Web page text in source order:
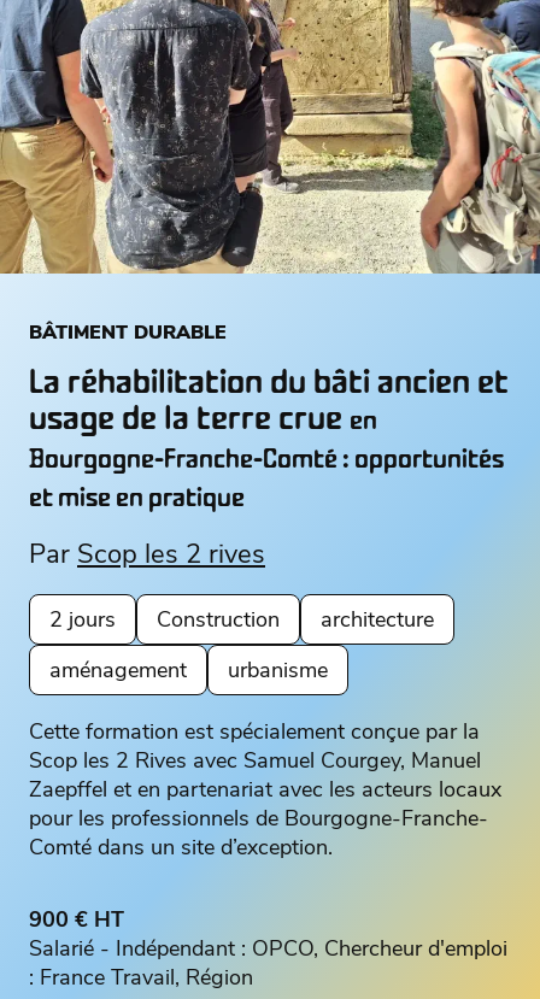
BÂTIMENT DURABLE
La réhabilitation du bâti ancien et
usage de la terre crue en
Bourgogne-Franche-Comté : opportunités
et mise en pratique
Par Scop les 2 rives
2 jours Construction
architecture
aménagement
urbanisme
Cette formation est spécialement conçue par la
Scop les 2 Rives avec Samuel Courgey, Manuel
Zaepffel et en partenariat avec les acteurs locaux
pour les professionnels de Bourgogne-Franche-
Comté dans un site d’exception.
900 € HT
Salarié - Indépendant : OPCO, Chercheur d'emploi
: France Travail, Région